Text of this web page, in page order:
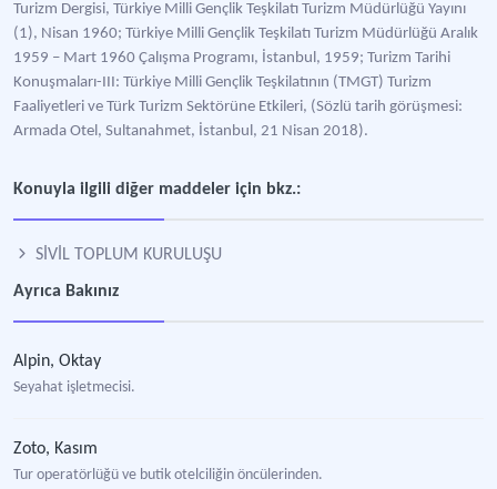
Turizm Dergisi, Türkiye Milli Gençlik Teşkilatı Turizm Müdürlüğü Yayını
(1), Nisan 1960; Türkiye Milli Gençlik Teşkilatı Turizm Müdürlüğü Aralık
1959 – Mart 1960 Çalışma Programı, İstanbul, 1959; Turizm Tarihi
Konuşmaları-III: Türkiye Milli Gençlik Teşkilatının (TMGT) Turizm
Faaliyetleri ve Türk Turizm Sektörüne Etkileri, (Sözlü tarih görüşmesi:
Armada Otel, Sultanahmet, İstanbul, 21 Nisan 2018).
Konuyla ilgili diğer maddeler için bkz.:
SİVİL TOPLUM KURULUŞU
Ayrıca Bakınız
Alpin, Oktay
Seyahat işletmecisi.
Zoto, Kasım
Tur operatörlüğü ve butik otelciliğin öncülerinden.